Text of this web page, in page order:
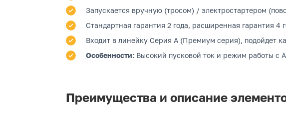
Запускается вручную (тросом) / электростартером
Стандартная гарантия 2 года, расширенная гарантия 4
Входит в линейку Серия A (Премиум серия), подойдет
Особенности: Высокий пусковой ток и режим работы с
Преимущества и описание